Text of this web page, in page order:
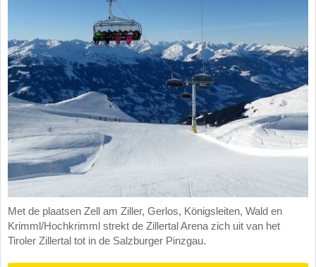
Met de plaatsen Zell am Ziller, Gerlos, Königsleiten, Wald en
Krimml/Hochkrimml strekt de Zillertal Arena zich uit van het
Tiroler Zillertal tot in de Salzburger Pinzgau.